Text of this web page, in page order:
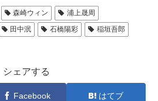
森崎ウィン
浦上晟周
田中泯 石橋陽彩
稲垣吾郎
シェアする
Facebook はてブ